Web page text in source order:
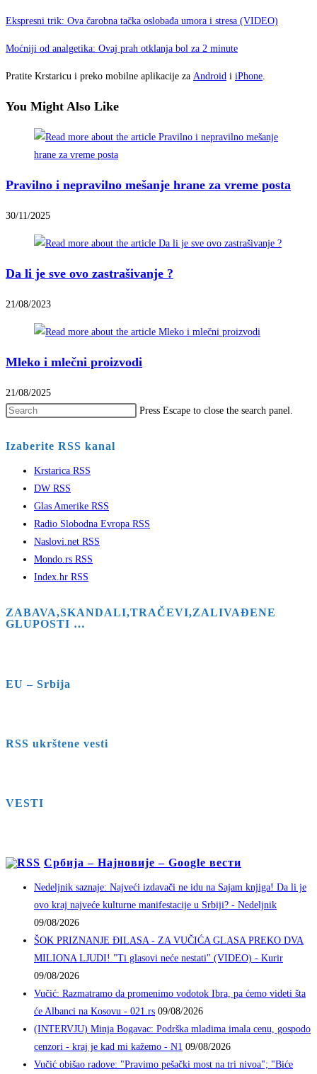
Ekspresni trik: Ova čarobna tačka oslobađa umora i stresa (VIDEO)
Moćniji od analgetika: Ovaj prah otklanja bol za 2 minute
Pratite Krstaricu i preko mobilne aplikacije za Android i iPhone.
You Might Also Like
Pravilno i nepravilno mešanje hrane za vreme posta
30/11/2025
Da li je sve ovo zastrašivanje ?
21/08/2023
Mleko i mlečni proizvodi
21/08/2025
Press Escape to close the search panel.
Izaberite RSS kanal
Krstarica RSS
DW RSS
Glas Amerike RSS
Radio Slobodna Evropa RSS
Naslovi.net RSS
Mondo.rs RSS
Index.hr RSS
ZABAVA,SKANDALI,TRAČEVI,ZALIVAĐENE
GLUPOSTI …
EU – Srbija
RSS ukrštene vesti
VESTI
Србија – Најновије – Google вести
Nedeljnik saznaje: Najveći izdavači ne idu na Sajam knjiga! Da li je
ovo kraj najveće kulturne manifestacije u Srbiji? - Nedeljnik
09/08/2026
ŠOK PRIZNANJE ĐILASA - ZA VUČIĆA GLASA PREKO DVA
MILIONA LJUDI! "Ti glasovi neće nestati" (VIDEO) - Kurir
09/08/2026
Vučić: Razmatramo da promenimo vodotok Ibra, pa ćemo videti šta
će Albanci na Kosovu - 021.rs 09/08/2026
(INTERVJU) Minja Bogavac: Podrška mladima imala cenu, gospodo
cenzori - kraj je kad mi kažemo - N1 09/08/2026
Vučić obišao radove: "Pravimo pešački most na tri nivoa"; "Biće